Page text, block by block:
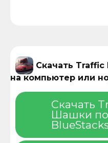
Скачать
на компьютер или
Скачать
Шашки по